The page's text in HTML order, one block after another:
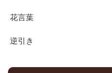
花言葉
逆引き